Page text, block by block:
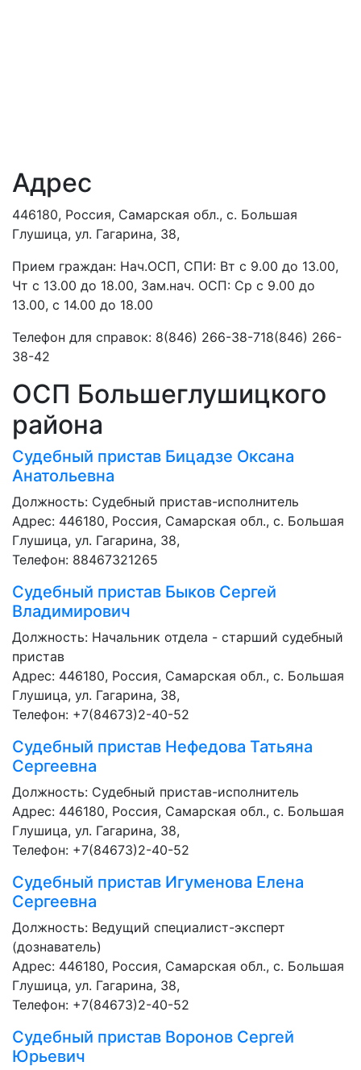
Адрес
446180, Россия, Самарская обл., с. Большая
Глушица, ул. Гагарина, 38,
Прием граждан: Нач.ОСП, СПИ: Вт с 9.00 до 13.00,
Чт с 13.00 до 18.00, Зам.нач. ОСП: Ср с 9.00 до
13.00, с 14.00 до 18.00
Телефон для справок: 8(846) 266-38-718(846) 266-
38-42
ОСП Большеглушицкого
района
Судебный пристав Бицадзе Оксана
Анатольевна
Должность: Судебный пристав-исполнитель
Адрес: 446180, Россия, Самарская обл., с. Большая
Глушица, ул. Гагарина, 38,
Телефон: 88467321265
Судебный пристав Быков Сергей
Владимирович
Должность: Начальник отдела - старший судебный
пристав
Адрес: 446180, Россия, Самарская обл., с. Большая
Глушица, ул. Гагарина, 38,
Телефон: +7(84673)2-40-52
Судебный пристав Нефедова Татьяна
Сергеевна
Должность: Судебный пристав-исполнитель
Адрес: 446180, Россия, Самарская обл., с. Большая
Глушица, ул. Гагарина, 38,
Телефон: +7(84673)2-40-52
Судебный пристав Игуменова Елена
Сергеевна
Должность: Ведущий специалист-эксперт
(дознаватель)
Адрес: 446180, Россия, Самарская обл., с. Большая
Глушица, ул. Гагарина, 38,
Телефон: +7(84673)2-40-52
Судебный пристав Воронов Сергей
Юрьевич